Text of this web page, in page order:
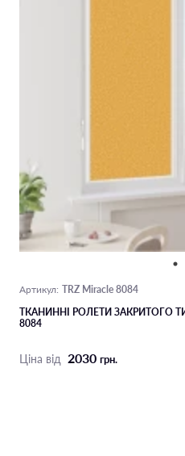
Артикул: TRZ Miracle 8084
ТКАНИННІ РОЛЕТИ ЗАКРИТОГО
8084
Ціна від 2030 грн.